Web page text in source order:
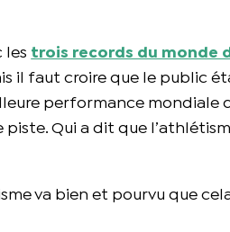
les trois records du monde
il faut croire que le public
performance mondiale
Qui a dit que
va bien et pourvu que